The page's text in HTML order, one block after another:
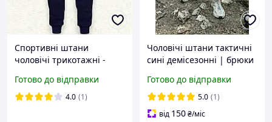
Спортивні штани
чоловічі трикотажні -
Готово до відправки
4.0 (1)
Чоловічі штани тактичні
сині демісезонні | брюки
осінь Туреччина. Живе
фото
Готово до відправки
5.0 (1)
від 150₴/міс